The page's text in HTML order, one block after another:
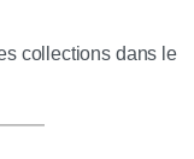
collections dans le